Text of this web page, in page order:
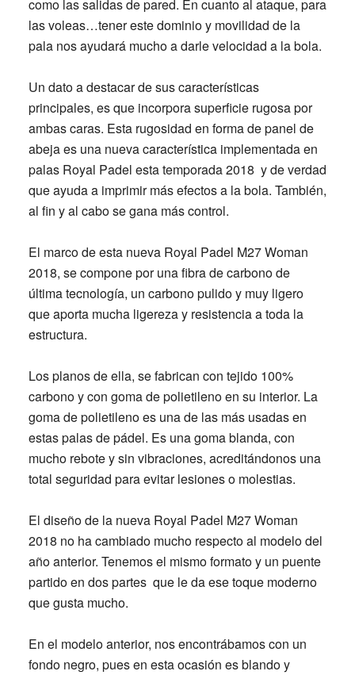
como las salidas de pared. En cuanto al ataque, para
las voleas…tener este dominio y movilidad de la
pala nos ayudará mucho a darle velocidad a la bola.
Un dato a destacar de sus características
principales, es que incorporasuperficie rugosapor
ambas caras. Esta rugosidad en forma de panel de
abejaes una nueva característica implementada en
palas Royal Padel esta temporada 2018 y de verdad
que ayuda a imprimir más efectos a la bola. También,
al fin y al cabose gana más control.
El marcode esta nueva Royal Padel M27 Woman
2018, se compone por unafibra de carbono de
última tecnología, un carbono pulido y muy ligero
que aporta mucha ligereza y resistencia a toda la
estructura.
Los planos de ella, se fabrican con tejido 100%
carbonoy con goma de polietileno en su interior. La
goma de polietileno es una de las más usadas en
estas palas de pádel. Es una goma blanda, con
mucho rebote y sin vibraciones, acreditándonos una
total seguridad para evitar lesiones o molestias.
El diseñode la nueva Royal Padel M27 Woman
2018 no ha cambiado mucho respecto al modelo del
año anterior. Tenemos el mismo formato y un puente
partido en dos partes que le da ese toque moderno
que gusta mucho.
En el modelo anterior, nos encontrábamos con un
fondo negro, pues en esta ocasión es blando y